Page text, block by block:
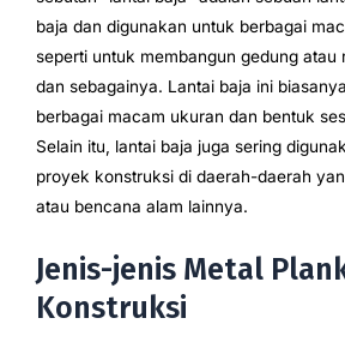
baja dan digunakan untuk berbagai
seperti untuk membangun gedung atau
dan sebagainya. Lantai baja ini
berbagai macam ukuran dan bentuk
Selain itu, lantai baja juga sering
proyek konstruksi di daerah-daerah
atau bencana alam lainnya.
Jenis-jenis Metal
Konstruksi